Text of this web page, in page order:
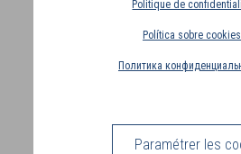
Politique de
Política sobre cookies
Политика
Paramétrer les